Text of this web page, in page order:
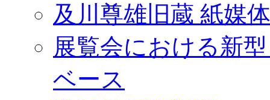
及川尊雄旧蔵 紙媒
展覧会における新
ベース